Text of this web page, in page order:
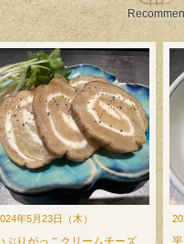
年5月23日（木）
ぶりがっこクリームチーズ